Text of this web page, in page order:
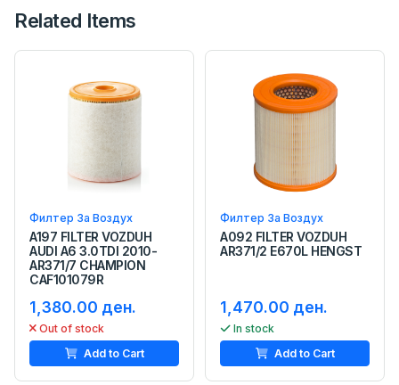
Related Items
Филтер За Воздух
A197 FILTER VOZDUH
AUDI A6 3.0TDI 2010-
AR371/7 CHAMPION
CAF101079R
1,380.00 ден.
Out of stock
Add to Cart
Филтер За Воздух
A092 FILTER VOZDUH
AR371/2 E670L HENGST
1,470.00 ден.
In stock
Add to Cart